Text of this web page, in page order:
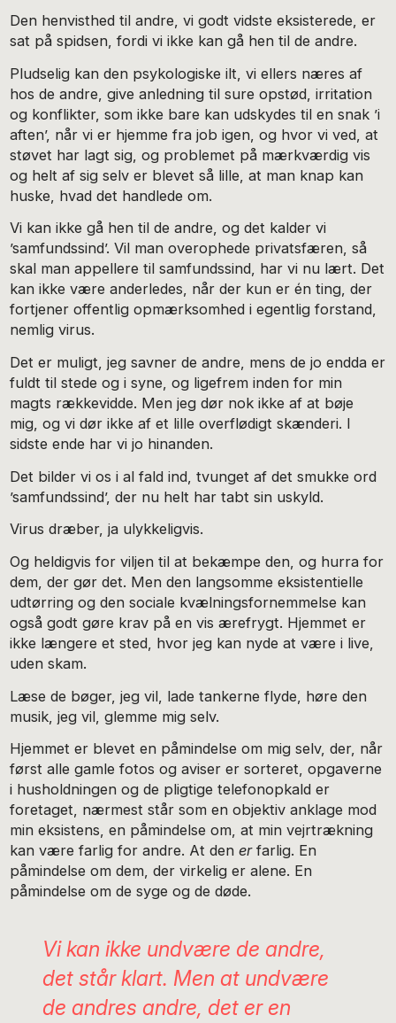
Den henvisthed til andre, vi godt vidste eksisterede, er
sat på spidsen, fordi vi ikke kan gå hen til de andre.
Pludselig kan den psykologiske ilt, vi ellers næres af
hos de andre, give anledning til sure opstød, irritation
og konflikter, som ikke bare kan udskydes til en snak ’i
aften’, når vi er hjemme fra job igen, og hvor vi ved, at
støvet har lagt sig, og problemet på mærkværdig vis
og helt af sig selv er blevet så lille, at man knap kan
huske, hvad det handlede om.
Vi kan ikke gå hen til de andre, og det kalder vi
’samfundssind’. Vil man overophede privatsfæren, så
skal man appellere til samfundssind, har vi nu lært. Det
kan ikke være anderledes, når der kun er én ting, der
fortjener offentlig opmærksomhed i egentlig forstand,
nemlig virus.
Det er muligt, jeg savner de andre, mens de jo endda er
fuldt til stede og i syne, og ligefrem inden for min
magts rækkevidde. Men jeg dør nok ikke af at bøje
mig, og vi dør ikke af et lille overflødigt skænderi. I
sidste ende har vi jo hinanden.
Det bilder vi os i al fald ind, tvunget af det smukke ord
’samfundssind’, der nu helt har tabt sin uskyld.
Virus dræber, ja ulykkeligvis.
Og heldigvis for viljen til at bekæmpe den, og hurra for
dem, der gør det. Men den langsomme eksistentielle
udtørring og den sociale kvælningsfornemmelse kan
også godt gøre krav på en vis ærefrygt. Hjemmet er
ikke længere et sted, hvor jeg kan nyde at være i live,
uden skam.
Læse de bøger, jeg vil, lade tankerne flyde, høre den
musik, jeg vil, glemme mig selv.
Hjemmet er blevet en påmindelse om mig selv, der, når
først alle gamle fotos og aviser er sorteret, opgaverne
i husholdningen og de pligtige telefonopkald er
foretaget, nærmest står som en objektiv anklage mod
min eksistens, en påmindelse om, at min vejrtrækning
kan være farlig for andre. At denerfarlig. En
påmindelse om dem, der virkelig er alene. En
påmindelse om de syge og de døde.
Vi kan ikke undvære de andre,
det står klart. Men at undvære
de andres andre, det er en